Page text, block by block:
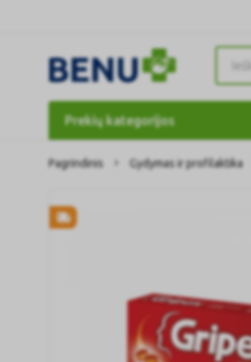
Prekių kategorijos
Pagrindinis Gydymas ir profilaktika